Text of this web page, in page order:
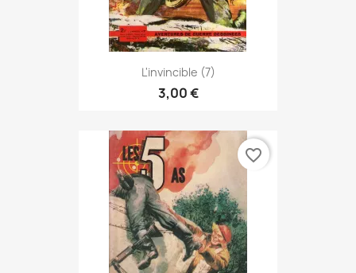
L'invincible (7)
3,00 €
favorite_border